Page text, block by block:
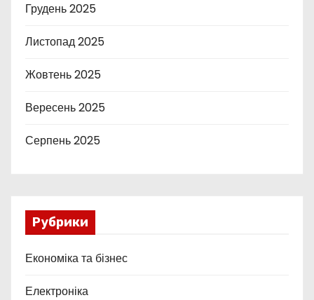
Грудень 2025
Листопад 2025
Жовтень 2025
Вересень 2025
Серпень 2025
Рубрики
Економіка та бізнес
Електроніка